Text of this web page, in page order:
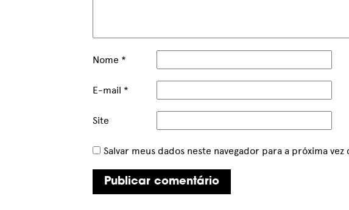
Nome *
E-mail *
Site
Salvar meus dados neste navegador para a próxima